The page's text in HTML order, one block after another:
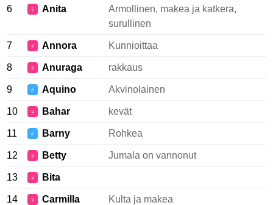
6 ♀ Anita
Armollinen, makea ja katkera,
surullinen
7 ♀ Annora Kunnioittaa
8 ♀ Anuraga rakkaus
9 ♂ Aquino Akvinolainen
10 ♀ Bahar kevät
11 ♂ Barny Rohkea
12 ♀ Betty Jumala on vannonut
13 ♀ Bita
14 ♀ Carmilla Kulta ja makea